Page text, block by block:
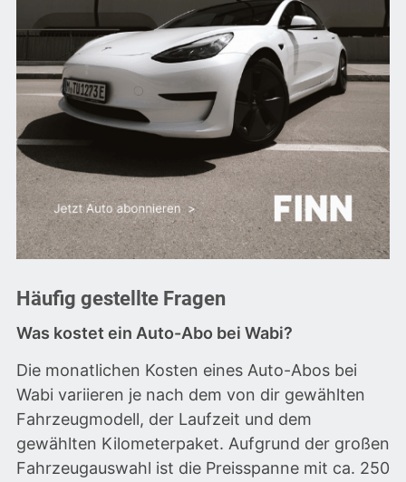
Häufig gestellte Fragen
Was kostet ein Auto-Abo bei Wabi?
Die monatlichen Kosten eines Auto-Abos bei
Wabi variieren je nach dem von dir gewählten
Fahrzeugmodell, der Laufzeit und dem
gewählten Kilometerpaket. Aufgrund der großen
Fahrzeugauswahl ist die Preisspanne mit ca. 250